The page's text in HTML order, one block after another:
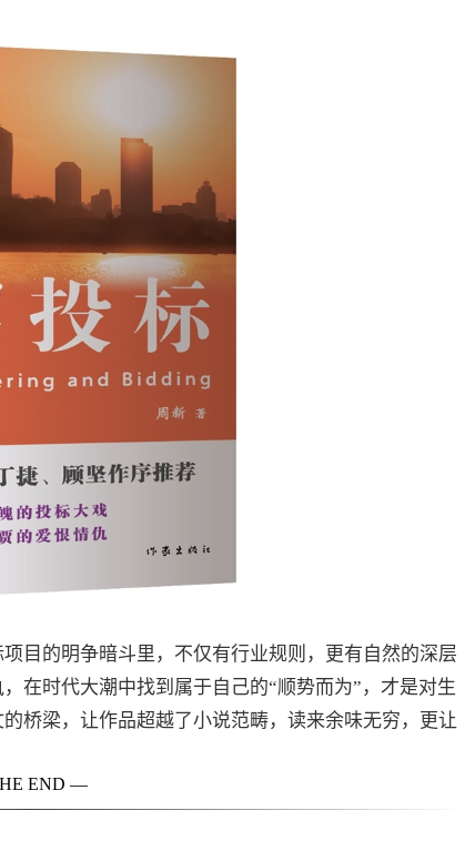
目的明争暗斗里，不仅有行业规则，更有自然的深层
在时代大潮中找到属于自己的“顺势而为”，才是对生
桥梁，让作品超越了小说范畴，读来余味无穷，更让
END —